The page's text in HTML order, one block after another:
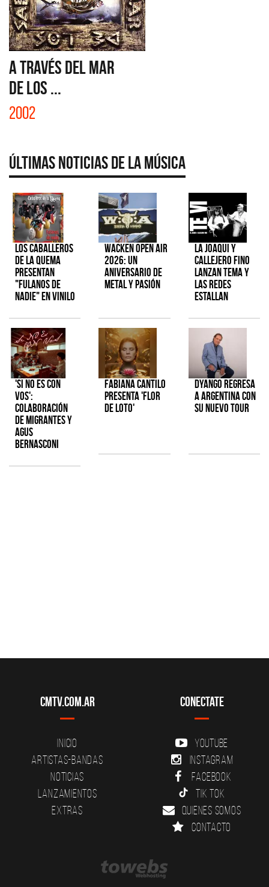
A TRAVÉS DEL MAR
DE LOS ...
2002
Últimas Noticias de la Música
Los Caballeros
de la Quema
presentan
"Fulanos de
Nadie" en vinilo
Wacken Open Air
2026: Un
aniversario de
metal y pasión
La Joaqui y
Callejero Fino
lanzan tema y
las redes
estallan
'Si No Es Con
Vos':
colaboración
de Migrantes y
Agus
Bernasconi
Fabiana Cantilo
presenta 'Flor
de Loto'
Dyango regresa
a Argentina con
su nuevo tour
CMTV.com.ar
Inicio
Artistas-Bandas
Noticias
Lanzamientos
Extras
Conectate
YouTube
Instagram
Facebook
Tik Tok
Quienes somos
Contacto